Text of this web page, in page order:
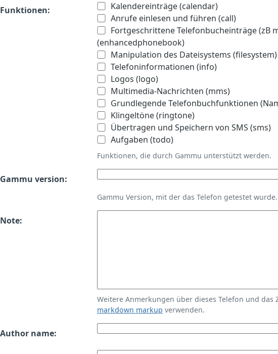
Funktionen:
Kalendereinträge (calendar)
Anrufe einlesen und führen (call)
Fortgeschrittene Telefonbucheinträge (zB
(enhancedphonebook)
Manipulation des Dateisystems (filesystem)
Telefoninformationen (info)
Logos (logo)
Multimedia-Nachrichten (mms)
Grundlegende Telefonbuchfunktionen
Klingeltöne (ringtone)
Übertragen und Speichern von SMS (sms)
Aufgaben (todo)
Funktionen, die durch Gammu unterstützt werden.
Gammu version:
Gammu Version, mit der das Telefon getestet wurde.
Note:
Weitere Anmerkungen über dieses Telefon und das
markdown markup verwenden.
Author name: